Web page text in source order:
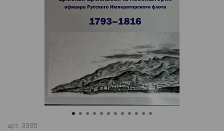
арт. 3395